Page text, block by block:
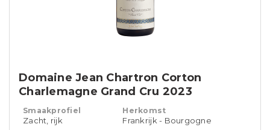
Domaine Jean Chartron Corton
Charlemagne Grand Cru 2023
Smaakprofiel
Zacht, rijk
Herkomst
Frankrijk - Bourgogne